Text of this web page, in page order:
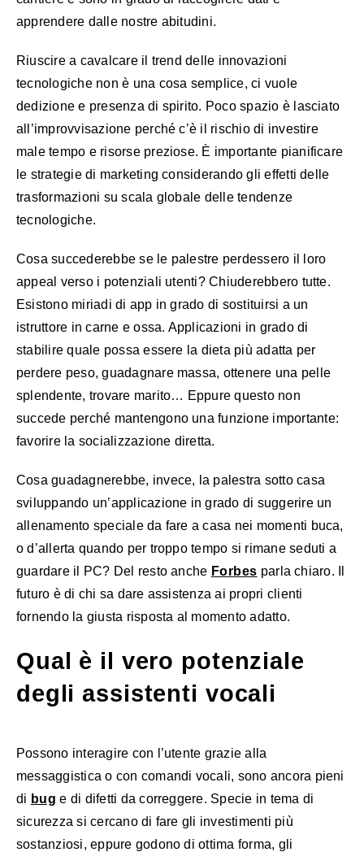
apprendere dalle nostre abitudini.
Riuscire a cavalcare il trend delle innovazioni
tecnologiche non è una cosa semplice, ci vuole
dedizione e presenza di spirito. Poco spazio è lasciato
all’improvvisazione perché c’è il rischio di investire
male tempo e risorse preziose. È importante pianificare
le strategie di marketing considerando gli effetti delle
trasformazioni su scala globale delle tendenze
tecnologiche.
Cosa succederebbe se le palestre perdessero il loro
appeal verso i potenziali utenti? Chiuderebbero tutte.
Esistono miriadi di app in grado di sostituirsi a un
istruttore in carne e ossa. Applicazioni in grado di
stabilire quale possa essere la dieta più adatta per
perdere peso, guadagnare massa, ottenere una pelle
splendente, trovare marito… Eppure questo non
succede perché mantengono una funzione importante:
favorire la socializzazione diretta.
Cosa guadagnerebbe, invece, la palestra sotto casa
sviluppando un’applicazione in grado di suggerire un
allenamento speciale da fare a casa nei momenti buca,
o d’allerta quando per troppo tempo si rimane seduti a
guardare il PC? Del resto anche Forbes parla chiaro. Il
futuro è di chi sa dare assistenza ai propri clienti
fornendo la giusta risposta al momento adatto.
Qual è il vero potenziale
degli assistenti vocali
Possono interagire con l’utente grazie alla
messaggistica o con comandi vocali, sono ancora pieni
di bug e di difetti da correggere. Specie in tema di
sicurezza si cercano di fare gli investimenti più
sostanziosi, eppure godono di ottima forma, gli